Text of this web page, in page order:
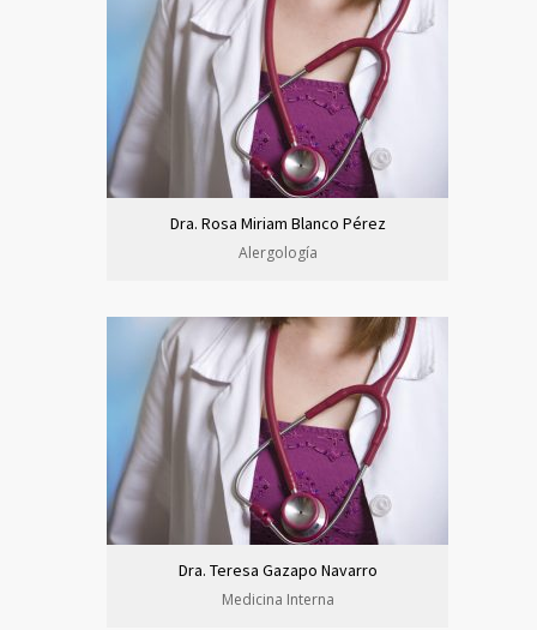
Dra. Rosa Miriam Blanco Pérez
Alergología
Dra. Teresa Gazapo Navarro
Medicina Interna